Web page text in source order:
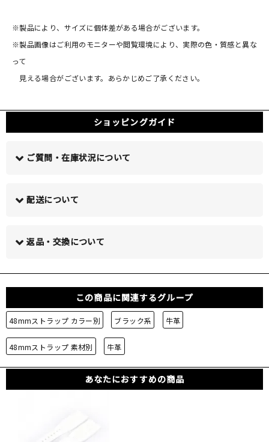
※製品により、サイズに個体差がある場合がございます。
※製品画像はご利用のモニターや閲覧環境により、実際の色・質感と異な
って
見える場合がございます。あらかじめご了承ください。
ショッピングガイド
ご質問・在庫状況について
配送について
返品・交換について
この商品に関連するグループ
48mmストラップ カラー別 ブラック系 牛革
48mmストラップ 素材別 牛革
あなたにおすすめの商品